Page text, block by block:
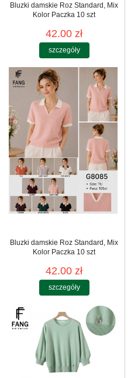
Bluzki damskie Roz Standard, Mix
Kolor Paczka 10 szt
42.00 zł
szczegóły
Bluzki damskie Roz Standard, Mix
Kolor Paczka 10 szt
42.00 zł
szczegóły